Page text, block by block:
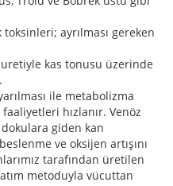
toksinleri; ayrılması gereken
kas tonusu üzerinde
ile metabolizma
hızlanır. Venöz
dokulara giden kan
ve oksijen artışını
tarafından üretilen
metoduyla vücuttan